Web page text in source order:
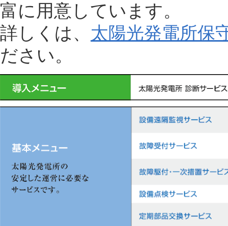
富に用意しています。
詳しくは、 太陽光発電所保
ださい。